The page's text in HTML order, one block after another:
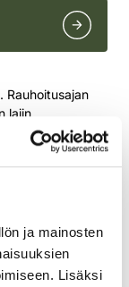
ja mainosten
Lisäksi
. Rauhoitusajan
lajin
on
jälkeen